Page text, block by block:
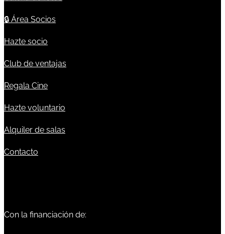
🔒 Área Socios
Hazte socio
Club de ventajas
Regala Cine
Hazte voluntario
Alquiler de salas
Contacto
Con la financiación de: